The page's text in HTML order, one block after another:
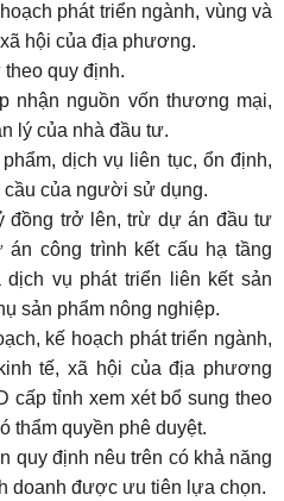
phát triển ngành, vùng và
hội của địa phương.
quy định.
nhận nguồn vốn thương mại,
lý của nhà đầu tư.
dịch vụ liên tục, ổn định,
của người sử dụng.
đồng trở lên, trừ dự án đầu tư
công trình kết cấu hạ tầng
dịch vụ phát triển liên kết sản
sản phẩm nông nghiệp.
kế hoạch phát triển ngành,
tế, xã hội của địa phương
cấp tỉnh xem xét bổ sung theo
thẩm quyền phê duyệt.
quy định nêu trên có khả năng
doanh được ưu tiên lựa chọn.